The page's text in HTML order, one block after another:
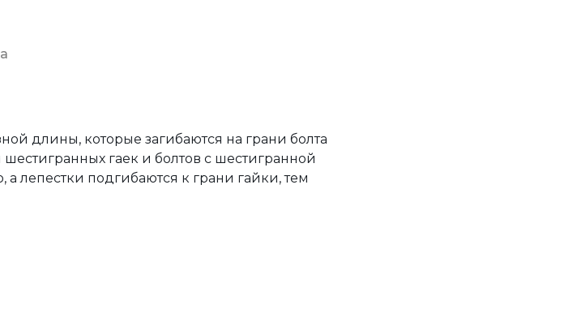
длины, которые загибаются на грани болта
гаек и болтов с шестигранной
лепестки подгибаются к грани гайки, тем